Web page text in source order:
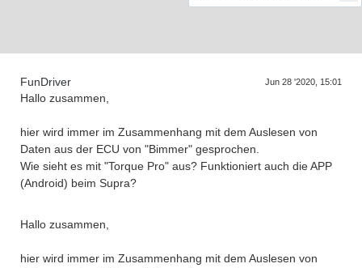
D
a
s
T
r
e
f
f
e
n
d
e
r
G
e
n
e
r
a
t
i
o
n
e
n
FunDriver Jun 28 '2020, 15:01
Hallo zusammen,
hier wird immer im Zusammenhang mit dem Auslesen von
Daten aus der ECU von "Bimmer" gesprochen.
Wie sieht es mit "Torque Pro" aus? Funktioniert auch die APP
(Android) beim Supra?
Hallo zusammen,
hier wird immer im Zusammenhang mit dem Auslesen von